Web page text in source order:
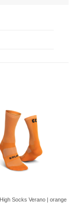
Socks Verano | orange